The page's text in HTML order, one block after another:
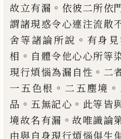
故立有漏 。 依彼二所依
謂諸現惑令心連注流散
舍等諸論所說 。 有身
相 。 自體令他心心所等
現行煩惱為漏自性 。 二
一五色根 。 二五塵境 。
品 。 五無記心 。 此等皆
境故名有漏 。故唯識論
由與自身現行煩惱俱生